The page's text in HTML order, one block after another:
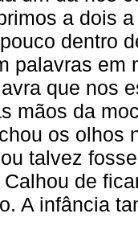
a dois
dentro
palavras em
que nos
mãos da
os olhos
talvez
de
A infância